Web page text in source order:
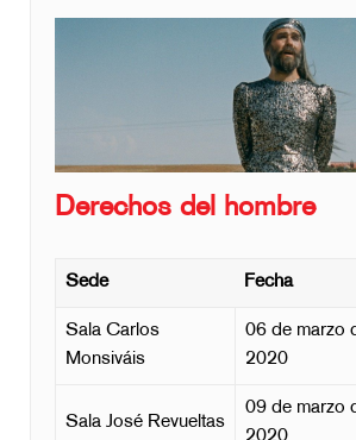
Derechos del hombre
Sede Fecha
Sala Carlos
Monsiváis
06 de marzo
2020
Sala José Revueltas
09 de marzo